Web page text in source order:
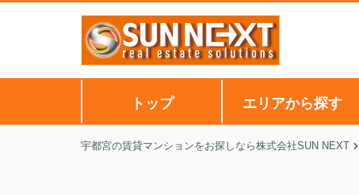
トップ エリアから探す
宇都宮の賃貸マンションをお探しなら株式会社SUN NEXT